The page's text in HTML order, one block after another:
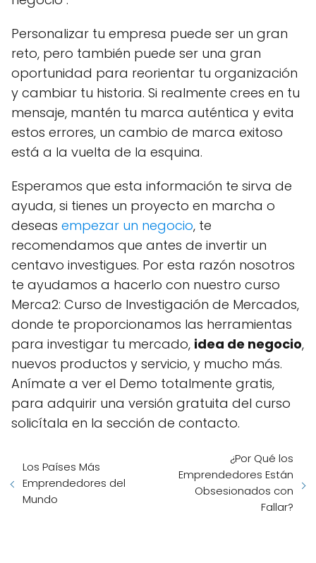
Personalizar tu empresa puede ser un gran
reto, pero también puede ser una gran
oportunidad para reorientar tu organización
y cambiar tu historia. Si realmente crees en tu
mensaje, mantén tu marca auténtica y evita
estos errores, un cambio de marca exitoso
está a la vuelta de la esquina.
Esperamos que esta información te sirva de
ayuda, si tienes un proyecto en marcha o
deseas empezar un negocio, te
recomendamos que antes de invertir un
centavo investigues. Por esta razón nosotros
te ayudamos a hacerlo con nuestro curso
Merca2: Curso de Investigación de Mercados,
donde te proporcionamos las herramientas
para investigar tu mercado, idea de negocio,
nuevos productos y servicio, y mucho más.
Anímate a ver el Demo totalmente gratis,
para adquirir una versión gratuita del curso
solicítala en la sección de contacto.
Los Países Más
Emprendedores del
Mundo
¿Por Qué los
Emprendedores Están
Obsesionados con
Fallar?